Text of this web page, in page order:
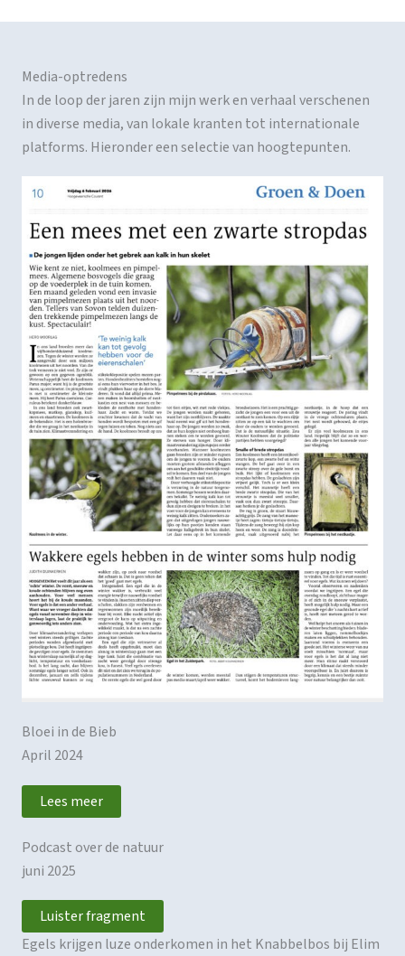
Media-optredens
In de loop der jaren zijn mijn werk en verhaal verschenen
in diverse media, van lokale kranten tot internationale
platforms. Hieronder een selectie van hoogtepunten.
Bloei in de Bieb
April 2024
Lees meer
Podcast over de natuur
juni 2025
Luister fragment
Egels krijgen luze onderkomen in het Knabbelbos bij Elim